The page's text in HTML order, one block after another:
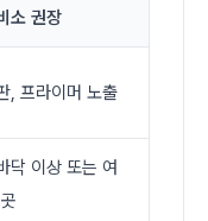
소 권장
, 프라이머 노출
닥 이상 또는 여